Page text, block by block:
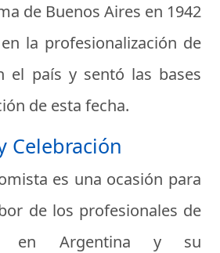
de Buenos Aires en 1942
la profesionalización de
el país y sentó las bases
de esta fecha.
Celebración
es una ocasión para
de los profesionales de
en Argentina y su